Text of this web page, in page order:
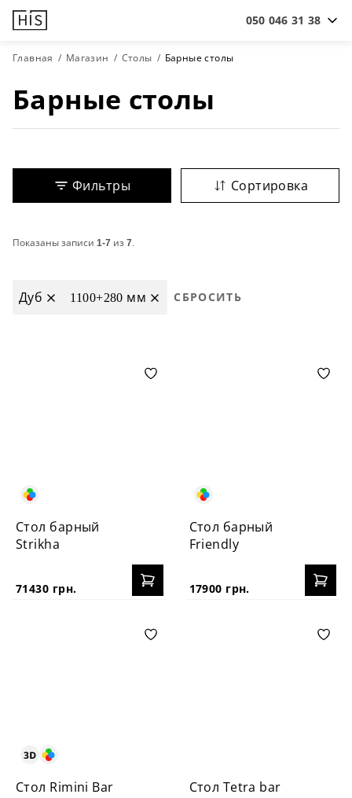
050 046 31 38
Главная Магазин Столы Барные столы
Барные столы
Фильтры Сортировка
Показаны записи 1-7 из7.
Дуб 1100+280 мм СБРОСИТЬ
Стол барный
Strikha
71430 грн.
Стол барный
Friendly
17900 грн.
Стол Rimini Bar Стол Tetra bar